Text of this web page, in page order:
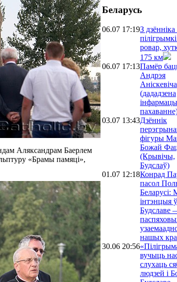
Аляксандрам Баерлем
«Брамы памяці»,
Беларусь
06.07 17:19З
ровар,
175 км
06.07 17:13Памёр
Андрэя
Аніскевіча
(дададзена
03.07 13:43Дзённік
фігуры
Божай
(Крывічы,
Будслаў)
01.07 12:18Конрад
пасол
Беларусі:
інтэнцыя ў
Будславе
нашых
30.06 20:56
вучыць
слухаць
людзей і